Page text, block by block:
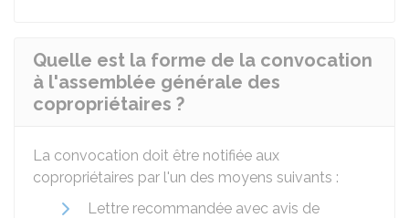
Quelle est la forme de la convocation
à l'assemblée générale des
copropriétaires ?
La convocation doit être notifiée aux
copropriétaires par l'un des moyens suivants :
Lettre recommandée avec avis de